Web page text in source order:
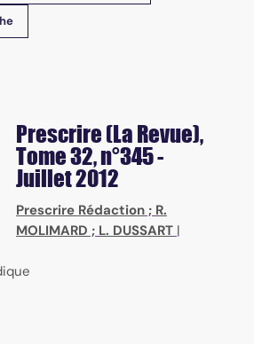
Prescrire (La Revue),
Tome 32, n°345 -
Juillet 2012
Prescrire Rédaction ; R.
MOLIMARD ; L. DUSSART |